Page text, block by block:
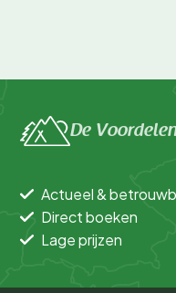
De
Actueel &
Direct boeken
Lage prijzen